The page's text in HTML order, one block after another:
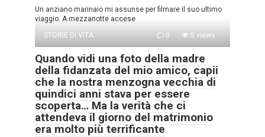
Un anziano marinaio mi assunse per filmare il suo ultimo
viaggio. A mezzanotte accese
STORIE DI VITA
0 5 views
Quando vidi una foto della madre
della fidanzata del mio amico, capii
che la nostra menzogna vecchia di
quindici anni stava per essere
scoperta… Ma la verità che ci
attendeva il giorno del matrimonio
era molto più terrificante